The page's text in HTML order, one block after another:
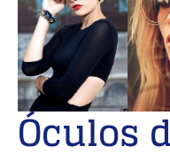
Óculos